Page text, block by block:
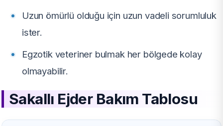
Uzun ömürlü olduğu için uzun vadeli sorumluluk
ister.
Egzotik veteriner bulmak her bölgede kolay
olmayabilir.
Sakallı Ejder Bakım Tablosu